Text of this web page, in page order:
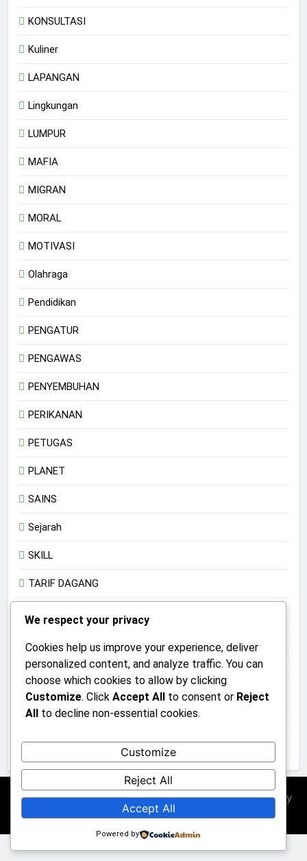
KONSULTASI
Kuliner
LAPANGAN
Lingkungan
LUMPUR
MAFIA
MIGRAN
MORAL
MOTIVASI
Olahraga
Pendidikan
PENGATUR
PENGAWAS
PENYEMBUHAN
PERIKANAN
PETUGAS
PLANET
SAINS
Sejarah
SKILL
TARIF DAGANG
TRANSHUMANISME
UMKM
Newsmatic - News WordPress Theme 2026. Powered By
BlazeThemes
Tren Mobile Entertainment Terus
We respect your privacy
Cookies help us improve your experience, deliver
personalized content, and analyze traffic. You can
choose which cookies to allow by clicking
Customize. Click Accept All to consent or Reject
All to decline non-essential cookies.
Customize
Reject All
Accept All
Powered by